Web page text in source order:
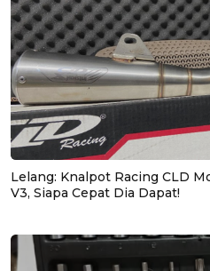
Lelang: Knalpot Racing CLD
V3, Siapa Cepat Dia Dapat!